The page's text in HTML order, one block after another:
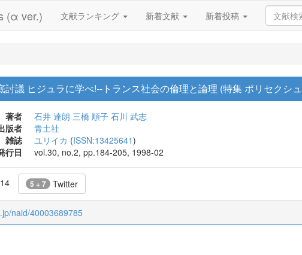
(α ver.) 文献ランキング 新着文献 新着投稿
討議 ヒジュラに学べ!--トランス社会の倫理と論理 (特集 ポリセクシ
著者 石井 達朗 三橋 順子 石川 武志
版者
青土社
雑誌
ユリイカ (ISSN:13425641)
行日
vol.30, no.2, pp.184-205, 1998-02
5 + 7 Twitter
naid/40003689785